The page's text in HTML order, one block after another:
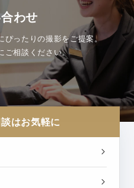
わせ
ぴったりの撮影をご提案。
ご相談ください。
はお気軽に